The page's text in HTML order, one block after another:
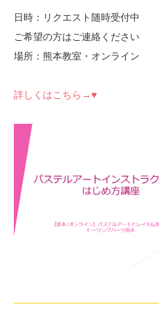
日時：リクエスト随時受付中
ご希望の方はご連絡ください
場所：熊本教室・オンライン
詳しくはこちら→♥